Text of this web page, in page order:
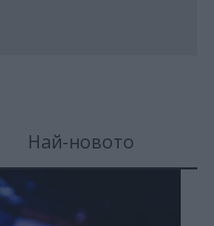
Най-новото